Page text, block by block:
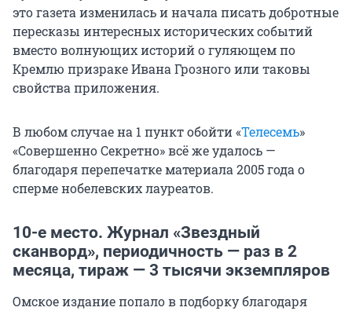
это газета изменилась и начала писать добротные
пересказы интересных исторических событий
вместо волнующих историй о гуляющем по
Кремлю призраке Ивана Грозного или таковы
свойства приложения.
В любом случае на 1 пункт обойти «Телесемь»
«Совершенно Секретно» всё же удалось —
благодаря перепечатке материала 2005 года о
сперме нобелевских лауреатов.
10-е место. Журнал «Звездный
сканворд», периодичность — раз в 2
месяца, тираж — 3 тысячи экземпляров
Омское издание попало в подборку благодаря